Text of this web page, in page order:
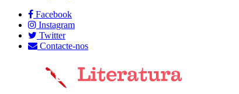
Facebook
Instagram
Twitter
Contacte-nos